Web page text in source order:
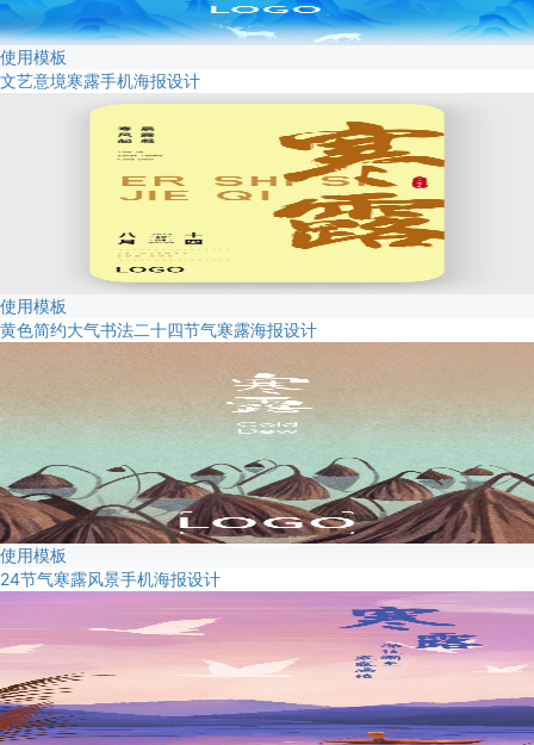
使用模板
文艺意境寒露手机海报设计
使用模板
黄色简约大气书法二十四节气寒露海报设计
使用模板
24节气寒露风景手机海报设计